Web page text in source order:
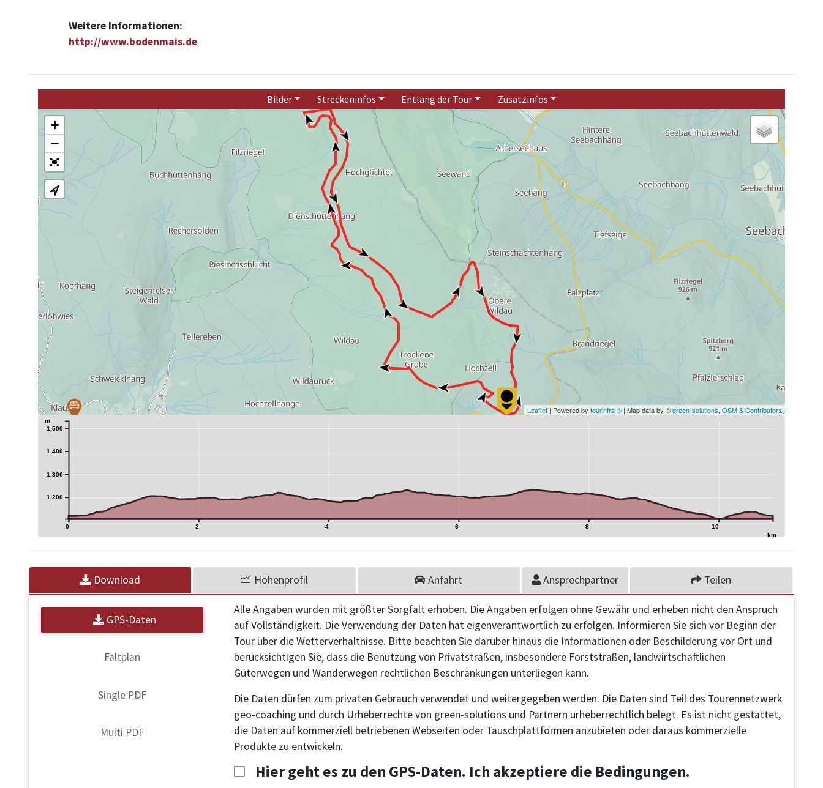
Weitere Informationen:
http://www.bodenmais.de
Bilder Streckeninfos Entlang der Tour Zusatzinfos
+
−
Leaflet| Powered by tourinfra ® | Map data by ©green-solutions, OSM & Contributors
0 2 4 6 8 10
km
1,200
1,300
1,400
1,500
m
Download Höhenprofil Anfahrt Ansprechpartner Teilen
GPS-Daten
Faltplan
Single PDF
Multi PDF
Alle Angaben wurden mit größter Sorgfalt erhoben. Die Angaben erfolgen ohne Gewähr und erheben nicht den Anspruch
auf Vollständigkeit. Die Verwendung der Daten hat eigenverantwortlich zu erfolgen. Informieren Sie sich vor Beginn der
Tour über die Wetterverhältnisse. Bitte beachten Sie darüber hinaus die Informationen oder Beschilderung vor Ort und
berücksichtigen Sie, dass die Benutzung von Privatstraßen, insbesondere Forststraßen, landwirtschaftlichen
Güterwegen und Wanderwegen rechtlichen Beschränkungen unterliegen kann.
Die Daten dürfen zum privaten Gebrauch verwendet und weitergegeben werden. Die Daten sind Teil des Tourennetzwerk
geo-coaching und durch Urheberrechte von green-solutions und Partnern urheberrechtlich belegt. Es ist nicht gestattet,
die Daten auf kommerziell betriebenen Webseiten oder Tauschplattformen anzubieten oder daraus kommerzielle
Produkte zu entwickeln.
Hier geht es zu den GPS-Daten. Ich akzeptiere die Bedingungen.